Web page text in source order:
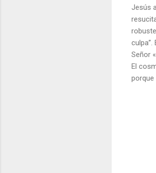
Jesús
Señor
El
porque